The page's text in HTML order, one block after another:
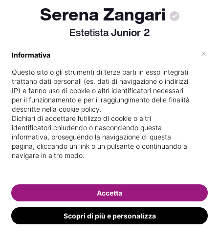
Serena Zangari
EstetistaJunior2
Vedi le informazioni di Serena
Informativa
Questo sito o gli strumenti di terze parti in esso integrati
trattano dati personali (es. dati di navigazione o indirizzi
IP) e fanno uso di cookie o altri identificatori necessari
per il funzionamento e per il raggiungimento delle finalità
descritte nella cookie policy.
Dichiari di accettare l’utilizzo di cookie o altri
identificatori chiudendo o nascondendo questa
informativa, proseguendo la navigazione di questa
pagina, cliccando un link o un pulsante o continuando a
navigare in altro modo.
Scopri di più e personalizza
Accetta
×